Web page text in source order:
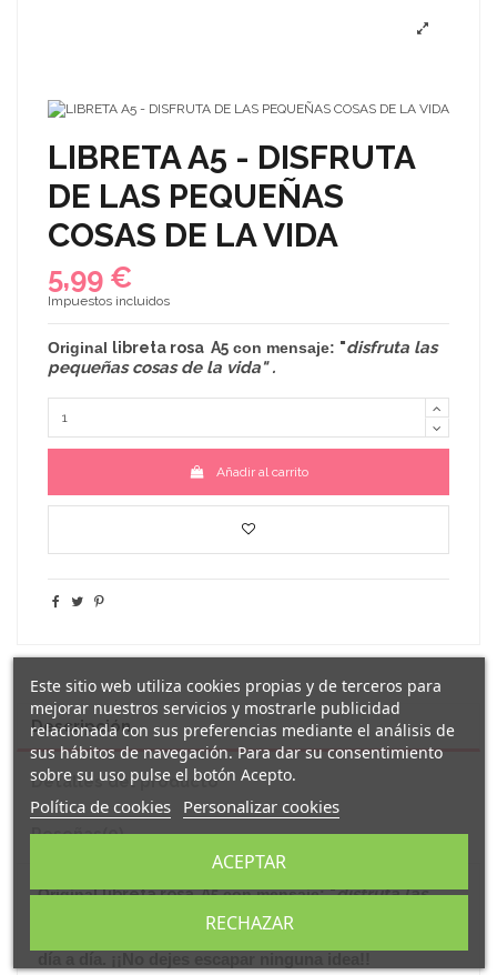
LIBRETA A5 - DISFRUTA
DE LAS PEQUEÑAS
COSAS DE LA VIDA
5,99 €
Impuestos incluidos
Original libreta rosa A5 con mensaje: "disfruta las
pequeñas cosas de la vida" .
Añadir al carrito
Descripción
Detalles del producto
Reseñas(0)
Originallibreta rosa A5con mensaje:"disfruta las
pequeñas cosas de la vida "y el dibujo de un
Perfecta para las anotaciones del
Este sitio web utiliza cookies propias y de terceros para
mejorar nuestros servicios y mostrarle publicidad
relacionada con sus preferencias mediante el análisis de
sus hábitos de navegación. Para dar su consentimiento
sobre su uso pulse el botón Acepto.
Política de cookies Personalizar cookies
RECHAZAR
ACEPTAR